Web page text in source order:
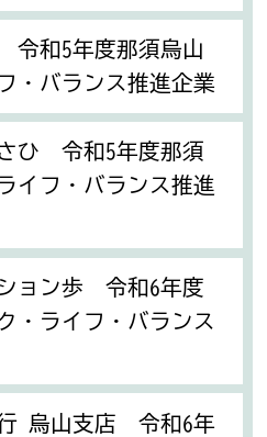
令和5年度那須烏山
・バランス推進企業
ひ 令和5年度那須
イフ・バランス推進
ョン歩 令和6年度
・ライフ・バランス
烏山支店 令和6年